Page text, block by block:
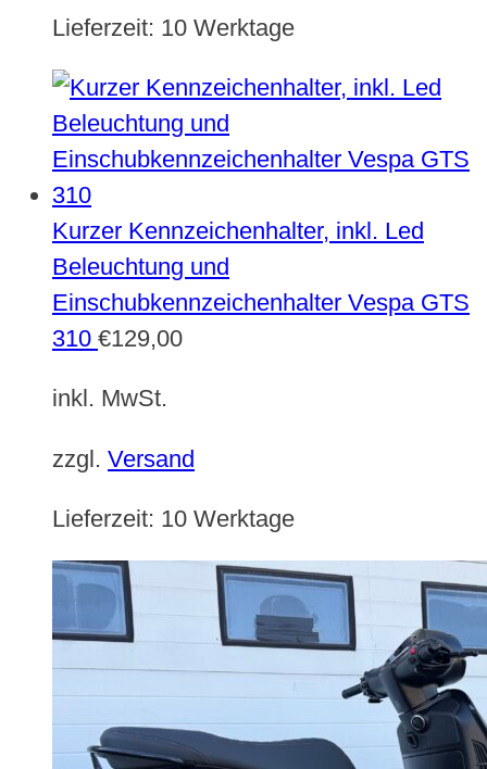
Lieferzeit: 10 Werktage
Kurzer Kennzeichenhalter, inkl. Led
Beleuchtung und
Einschubkennzeichenhalter Vespa GTS
310 €129,00
inkl. MwSt.
zzgl. Versand
Lieferzeit: 10 Werktage